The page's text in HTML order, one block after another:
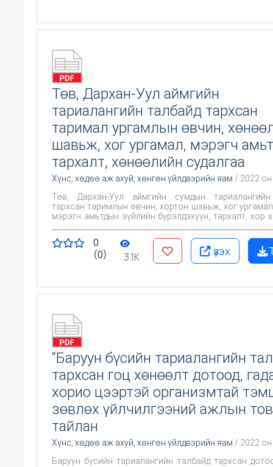
Төв, Дархан-Уул аймгийн
тариалангийн талбайд тархсан
таримал ургамлын өвчин,
шавьж, хог ургамал, мэрэгч
тархалт, хөнөөлийн судалгаа
Хүнс, хөдөө аж ахуй, хөнгөн үйлдвэрийн яам / 2022 он
Төв, Дархан-Уул аймгийн сумдын
тархсан таримлын өвчин, хортон шавьж, хог
мэрэгч амьтдын зүйлийн бүрэлдэхүүн, тархалт, хор
үндэслэлтэй боловсруулан тариаланчдад зөвлөх
0
(0)
3.1K үзэх
“Баруун бүсийн тариалангийн
тархсан гоц хөнөөлт дотоод,
хорио цээртэй организмтай
зөвлөх үйлчилгээний ажлын
тайлан
Хүнс, хөдөө аж ахуй, хөнгөн үйлдвэрийн яам / 2022 он
Баруун бүсийн тариалангийн талбайд тархсан